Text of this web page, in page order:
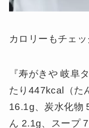
カロリーもチェッ
『寿がきや 岐阜
たり447kcal（た
16.1g、炭水化物
ん 2.1g、スープ